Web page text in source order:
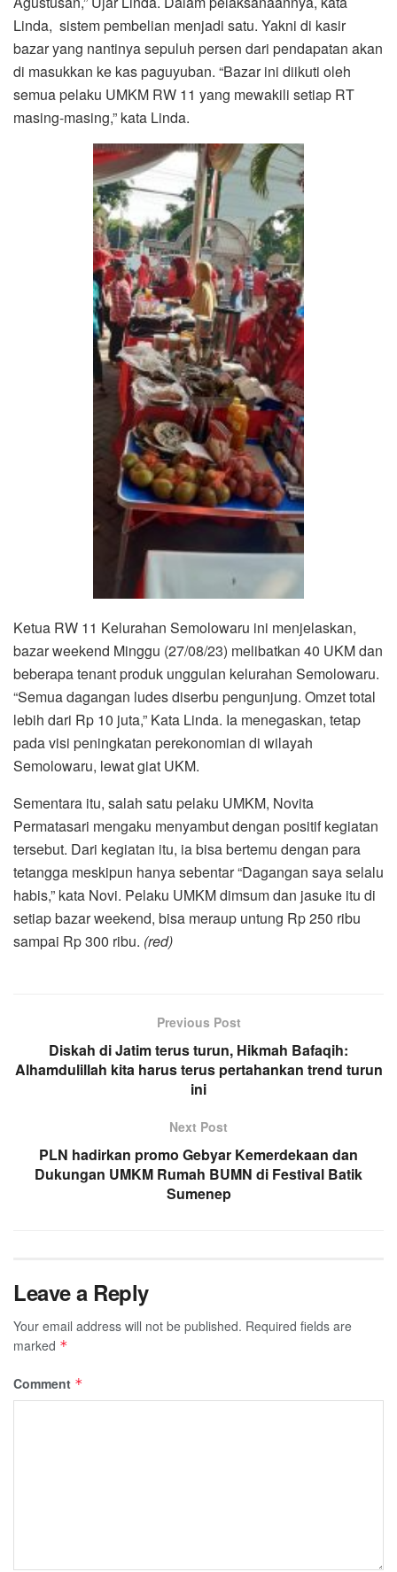
Linda, sistem pembelian menjadi satu. Yakni di kasir
bazar yang nantinya sepuluh persen dari pendapatan akan
di masukkan ke kas paguyuban. “Bazar ini diikuti oleh
semua pelaku UMKM RW 11 yang mewakili setiap RT
masing-masing,” kata Linda.
Ketua RW 11 Kelurahan Semolowaru ini menjelaskan,
bazar weekend Minggu (27/08/23) melibatkan 40 UKM dan
beberapa tenant produk unggulan kelurahan Semolowaru.
“Semua dagangan ludes diserbu pengunjung. Omzet total
lebih dari Rp 10 juta,” Kata Linda. Ia menegaskan, tetap
pada visi peningkatan perekonomian di wilayah
Semolowaru, lewat giat UKM.
Sementara itu, salah satu pelaku UMKM, Novita
Permatasari mengaku menyambut dengan positif kegiatan
tersebut. Dari kegiatan itu, ia bisa bertemu dengan para
tetangga meskipun hanya sebentar “Dagangan saya selalu
habis,” kata Novi. Pelaku UMKM dimsum dan jasuke itu di
setiap bazar weekend, bisa meraup untung Rp 250 ribu
sampai Rp 300 ribu. (red)
Previous Post
Diskah di Jatim terus turun, Hikmah Bafaqih:
Alhamdulillah kita harus terus pertahankan trend turun
ini
Next Post
PLN hadirkan promo Gebyar Kemerdekaan dan
Dukungan UMKM Rumah BUMN di Festival Batik
Sumenep
Leave a Reply
Your email address will not be published. Required fields are
marked *
Comment *